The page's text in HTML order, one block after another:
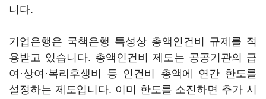
니다.
기업은행은 국책은행 특성상 총액인건비 규제를 적
용받고 있습니다. 총액인건비 제도는 공공기관의 급
여·상여·복리후생비 등 인건비 총액에 연간 한도를
설정하는 제도입니다. 이미 한도를 소진하면 추가 시